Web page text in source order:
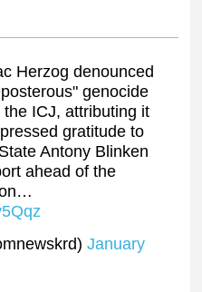
Herzog denounced
genocide
ICJ, attributing it
gratitude to
Antony Blinken
ahead of the
January